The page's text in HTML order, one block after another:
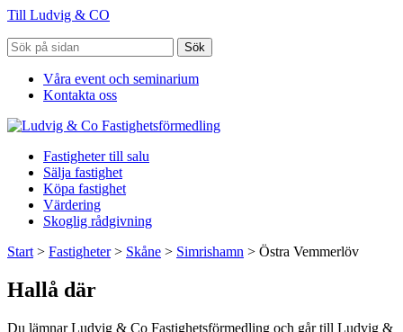
Till Ludvig & CO
Sök
Våra event och seminarium
Kontakta oss
Fastigheter till salu
Sälja fastighet
Köpa fastighet
Värdering
Skoglig rådgivning
Start > Fastigheter> Skåne > Simrishamn > Östra Vemmerlöv
Hallå där
Du lämnar Ludvig & Co Fastighetsförmedling och går till Ludvig &